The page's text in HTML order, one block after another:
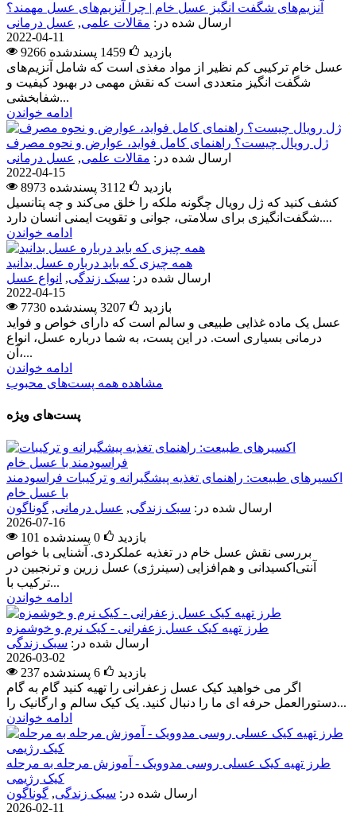
آنزیم‌های شگفت انگیز عسل خام | چرا آنزیم‌های عسل مهمند؟
ارسال شده در: مقالات علمی, عسل درمانی
2022-04-11
9266 بازدید
1459 پسندشده
عسل خام ترکیبی کم نظیر از مواد مغذی است که شامل آنزیم‌های
شگفت انگیز متعددی است که نقش مهمی در بهبود کیفیت و
شفابخشی...
ادامه خواندن
ژل رویال چیست؟ راهنمای کامل فواید، عوارض و نحوه مصرف
ارسال شده در: مقالات علمی, عسل درمانی
2022-04-15
8973 بازدید
3112 پسندشده
کشف کنید که ژل رویال چگونه ملکه را خلق می‌کند و چه پتانسیل
شگفت‌انگیزی برای سلامتی، جوانی و تقویت ایمنی انسان دارد....
ادامه خواندن
همه چیزی که باید درباره عسل بدانید
ارسال شده در: سبک زندگی, انواع عسل
2022-04-15
7730 بازدید
3207 پسندشده
عسل یک ماده غذایی طبیعی و سالم است که دارای خواص و فواید
درمانی بسیاری است. در این پست، به شما درباره عسل، انواع
آن،...
ادامه خواندن
مشاهده همه پست‌های محبوب
پست‌های ویژه
اکسیرهای طبیعت: راهنمای تغذیه پیشگیرانه و ترکیبات فراسودمند
با عسل خام
ارسال شده در: سبک زندگی, عسل درمانی, گوناگون
2026-07-16
101 بازدید
0 پسندشده
بررسی نقش عسل خام در تغذیه عملکردی. آشنایی با خواص
آنتی‌اکسیدانی و هم‌افزایی (سینرژی) عسل زرین و ترنجبین در
ترکیب با...
ادامه خواندن
طرز تهیه کیک عسل زعفرانی - کیک نرم و خوشمزه
ارسال شده در: سبک زندگی
2026-03-02
237 بازدید
6 پسندشده
اگر می خواهید کیک عسل زعفرانی را تهیه کنید گام به گام
دستورالعمل حرفه ای ما را دنبال کنید. یک کیک سالم و ارگانیک را...
ادامه خواندن
طرز تهیه کیک عسلی روسی مدوویک - آموزش مرحله به مرحله
کیک رژیمی
ارسال شده در: سبک زندگی, گوناگون
2026-02-11